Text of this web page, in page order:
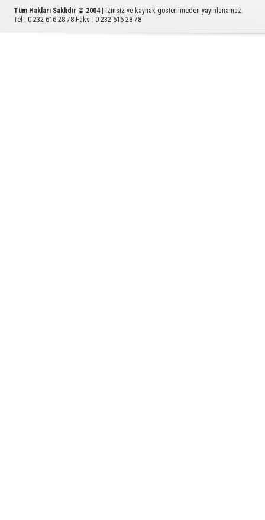
Tüm Hakları Saklıdır © 2004
| İzinsiz ve kaynak gösterilmeden yayınlanamaz.
Tel : 0 232 616 28 78 Faks : 0 232 616 28 78